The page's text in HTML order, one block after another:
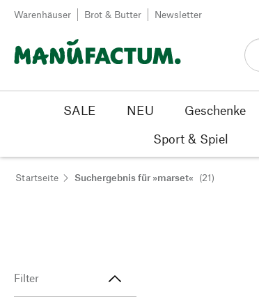
Zum Inhalt springen
Warenhäuser Brot & Butter Newsletter
SALE NEU Geschenke
Sport & Spiel
Startseite Suchergebnis für »marset« (21)
Filter